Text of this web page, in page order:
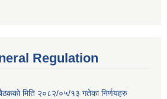
Regulation
बैठककाे मिति २०८२/०५/१३ गतेका निर्णयहरु